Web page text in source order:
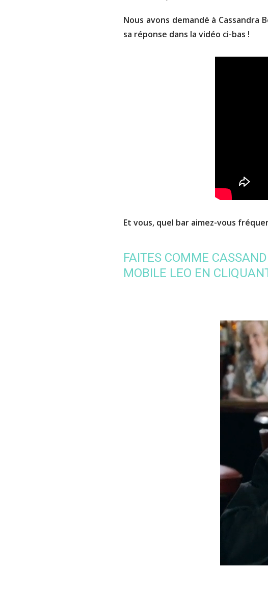
Nous avons demandé à
sa réponse dans la vidéo ci-bas !
Et vous, quel bar aimez-vous
FAITES COMME
MOBILE LEO EN